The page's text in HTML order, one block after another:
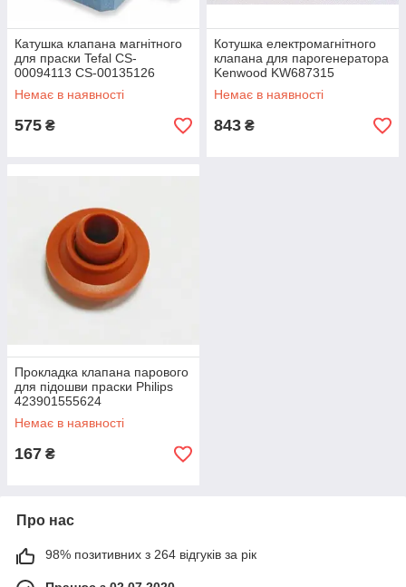
Катушка клапана магнітного
для праски Tefal CS-
00094113 CS-00135126
Немає в наявності
575 ₴
Котушка електромагнітного
клапана для парогенератора
Kenwood KW687315
Немає в наявності
843 ₴
Прокладка клапана парового
для підошви праски Philips
423901555624
Немає в наявності
167 ₴
Про нас
98% позитивних з 264 відгуків за рік